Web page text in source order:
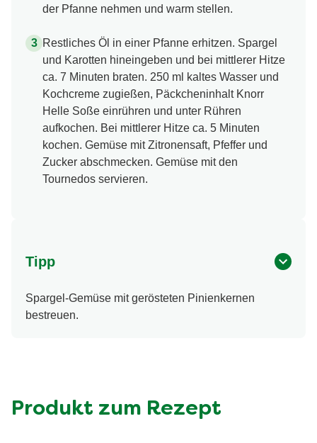
der Pfanne nehmen und warm stellen.
Restliches Öl in einer Pfanne erhitzen. Spargel
und Karotten hineingeben und bei mittlerer Hitze
ca. 7 Minuten braten. 250 ml kaltes Wasser und
Kochcreme zugießen, Päckcheninhalt Knorr
Helle Soße einrühren und unter Rühren
aufkochen. Bei mittlerer Hitze ca. 5 Minuten
kochen. Gemüse mit Zitronensaft, Pfeffer und
Zucker abschmecken. Gemüse mit den
Tournedos servieren.
Tipp
Spargel-Gemüse mit gerösteten Pinienkernen
bestreuen.
Produkt zum Rezept